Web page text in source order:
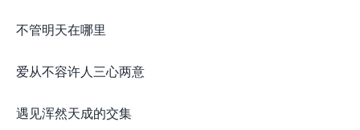
不管明天在哪里
爱从不容许人三心两意
遇见浑然天成的交集